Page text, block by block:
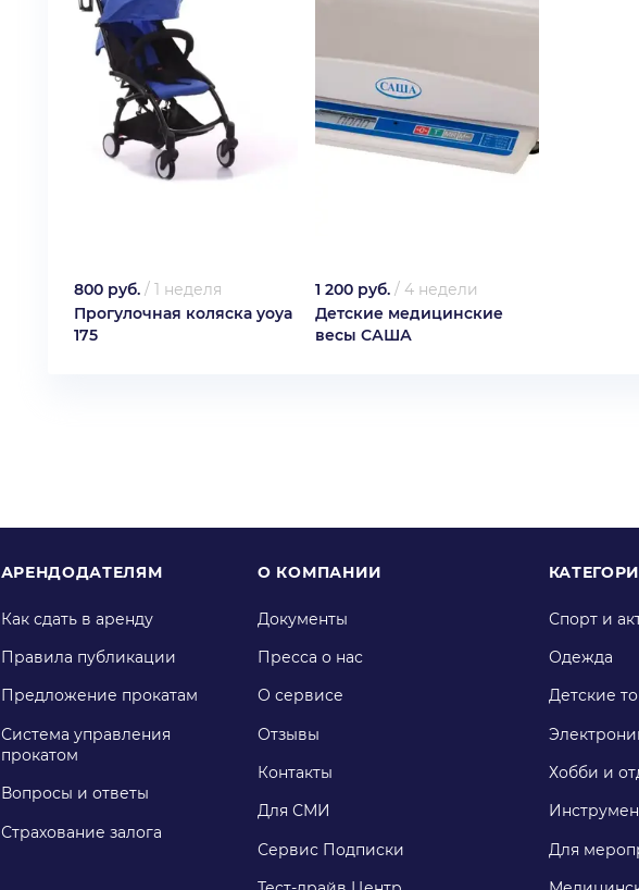
800 руб. / 1 неделя
Прогулочная коляска yoya
175
1 200 руб. / 4 недели
Детские медицинские
весы САША
АРЕНДОДАТЕЛЯМ
Как сдать в аренду
Правила публикации
Предложение прокатам
Система управления
прокатом
Вопросы и ответы
Страхование залога
О КОМПАНИИ
Документы
Пресса о нас
О сервисе
Отзывы
Контакты
Для СМИ
Сервис Подписки
Спорт и
Одежда
Детские
Хобби и
Для